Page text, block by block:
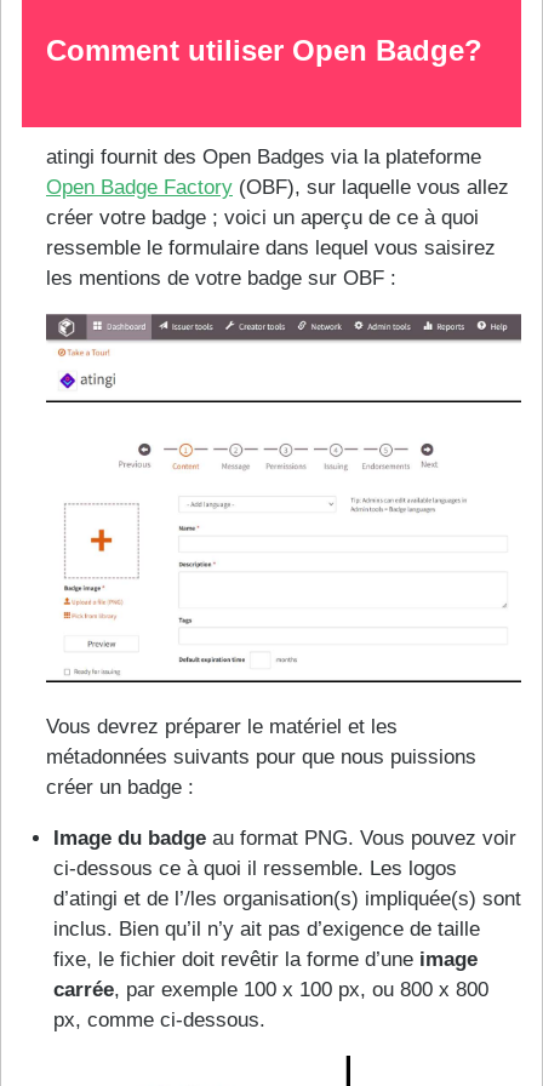
Comment utiliser Open Badge?
atingi fournit des Open Badges via la plateforme
Open Badge Factory (OBF), sur laquelle vous allez
créer votre badge ; voici un aperçu de ce à quoi
ressemble le formulaire dans lequel vous saisirez
les mentions de votre badge sur OBF :
Vous devrez préparer le matériel et les
métadonnées suivants pour que nous puissions
créer un badge :
Image du badgeau format PNG. Vous pouvez voir
ci-dessous ce à quoi il ressemble. Les logos
d’atingi et de l’/les organisation(s) impliquée(s) sont
inclus. Bien qu’il n’y ait pas d’exigence de taille
fixe, le fichier doit revêtir la forme d’une image
carrée, par exemple 100 x 100 px, ou 800 x 800
px, comme ci-dessous.